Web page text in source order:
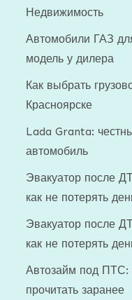
Недвижимость
Автомобили ГАЗ
модель у дилера
Как выбрать
Красноярске
Lada Granta:
автомобиль
Эвакуатор после
как не потерять
Эвакуатор после
как не потерять
Автозайм под ПТС:
прочитать заранее